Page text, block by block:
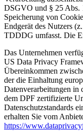
DSGVO und § 25
Speicherung von
Endgerät des Nutzers
TDDDG umfasst. Die
Das Unternehmen
US Data Privacy
Übereinkommen
der die Einhaltung
Datenverarbeitungen in
dem DPF zertifizierte
Datenschutzstandards
erhalten Sie vom
https://